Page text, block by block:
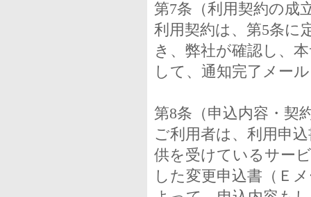
第7条（利用契約の成
利用契約は、第5条に
き、弊社が確認し、
して、通知完了メー
第8条（申込内容・契
ご利用者は、利用申
供を受けているサー
した変更申込書（Ｅ